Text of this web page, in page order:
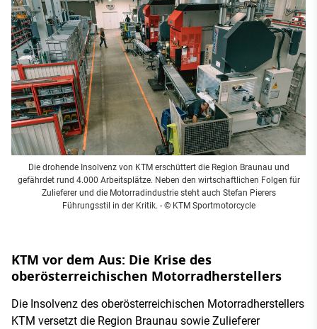
Die drohende Insolvenz von KTM erschüttert die Region Braunau und
gefährdet rund 4.000 Arbeitsplätze. Neben den wirtschaftlichen Folgen für
Zulieferer und die Motorradindustrie steht auch Stefan Pierers
Führungsstil in der Kritik. - © KTM Sportmotorcycle
KTM vor dem Aus: Die Krise des
oberösterreichischen Motorradherstellers
Die Insolvenz des oberösterreichischen Motorradherstellers
KTM versetzt die Region Braunau sowie Zulieferer